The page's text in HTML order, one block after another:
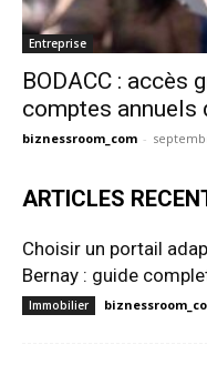
Entreprise
BODACC : accès
comptes annuels
biznessroom_com -
ARTICLES
Choisir un portail
Bernay : guide
Immobilier